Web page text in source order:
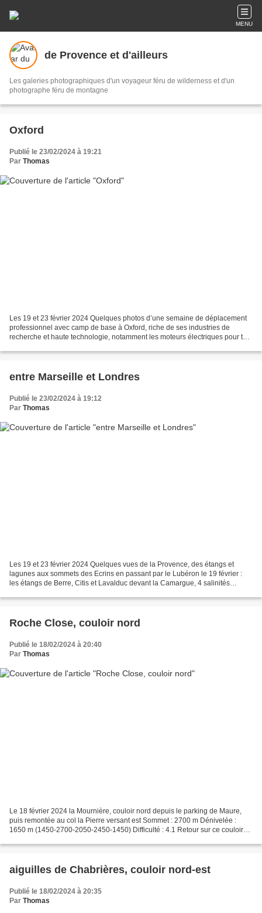
MENU
de Provence et d'ailleurs
Les galeries photographiques d'un voyageur féru de wilderness et d'un
photographe féru de montagne
Oxford
Publié le 23/02/2024 à 19:21
Par Thomas
Les 19 et 23 février 2024 Quelques photos d’une semaine de déplacement
professionnel avec camp de base à Oxford, riche de ses industries de
recherche et haute technologie, notamment les moteurs électriques pour taxi
entre Marseille et Londres
Publié le 23/02/2024 à 19:12
Par Thomas
Les 19 et 23 février 2024 Quelques vues de la Provence, des étangs et
lagunes aux sommets des Ecrins en passant par le Lubéron le 19 février :
les étangs de Berre, Citis et Lavalduc devant la Camargue, 4 salinités
Roche Close, couloir nord
Publié le 18/02/2024 à 20:40
Par Thomas
Le 18 février 2024 la Mournière, couloir nord depuis le parking de Maure,
puis remontée au col la Pierre versant est Sommet : 2700 m Dénivelée :
1650 m (1450-2700-2050-2450-1450) Difficulté : 4.1 Retour sur ce couloir
aiguilles de Chabrières, couloir nord-est
Publié le 18/02/2024 à 20:35
Par Thomas